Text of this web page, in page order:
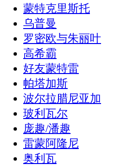
蒙特克里斯托
乌普曼
罗密欧与朱丽叶
高希霸
好友蒙特雷
帕塔加斯
波尔拉腊尼亚加
玻利瓦尔
庞趣/潘趣
雷蒙阿隆尼
奥利瓦